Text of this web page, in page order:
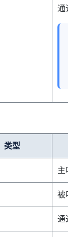
通
类型
主
被
通